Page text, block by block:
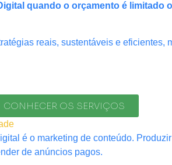
quando o orçamento é
reais, sustentáveis e eficientes,
CONHECER OS SERVIÇOS
é o marketing de conteúdo.
de anúncios pagos.